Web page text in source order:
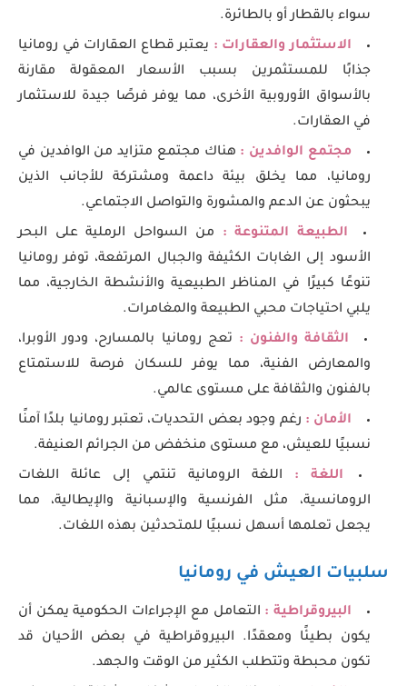
سواء بالقطار أو بالطائرة.
الاستثمار والعقارات : يعتبر قطاع العقارات في رومانيا
جذابًا للمستثمرين بسبب الأسعار المعقولة مقارنة
بالأسواق الأوروبية الأخرى، مما يوفر فرصًا جيدة للاستثمار
في العقارات.
مجتمع الوافدين : هناك مجتمع متزايد من الوافدين في
رومانيا، مما يخلق بيئة داعمة ومشتركة للأجانب الذين
يبحثون عن الدعم والمشورة والتواصل الاجتماعي.
الطبيعة المتنوعة : من السواحل الرملية على البحر
الأسود إلى الغابات الكثيفة والجبال المرتفعة، توفر رومانيا
تنوعًا كبيرًا في المناظر الطبيعية والأنشطة الخارجية، مما
يلبي احتياجات محبي الطبيعة والمغامرات.
الثقافة والفنون : تعج رومانيا بالمسارح، ودور الأوبرا،
والمعارض الفنية، مما يوفر للسكان فرصة للاستمتاع
بالفنون والثقافة على مستوى عالمي.
الأمان : رغم وجود بعض التحديات، تعتبر رومانيا بلدًا آمنًا
نسبيًا للعيش، مع مستوى منخفض من الجرائم العنيفة.
اللغة :
اللغة الرومانية تنتمي إلى عائلة اللغات
الرومانسية، مثل الفرنسية والإسبانية والإيطالية، مما
يجعل تعلمها أسهل نسبيًا للمتحدثين بهذه اللغات.
سلبيات العيش في رومانيا
البيروقراطية : التعامل مع الإجراءات الحكومية يمكن أن
يكون بطيئًا ومعقدًا. البيروقراطية في بعض الأحيان قد
تكون محبطة وتتطلب الكثير من الوقت والجهد.